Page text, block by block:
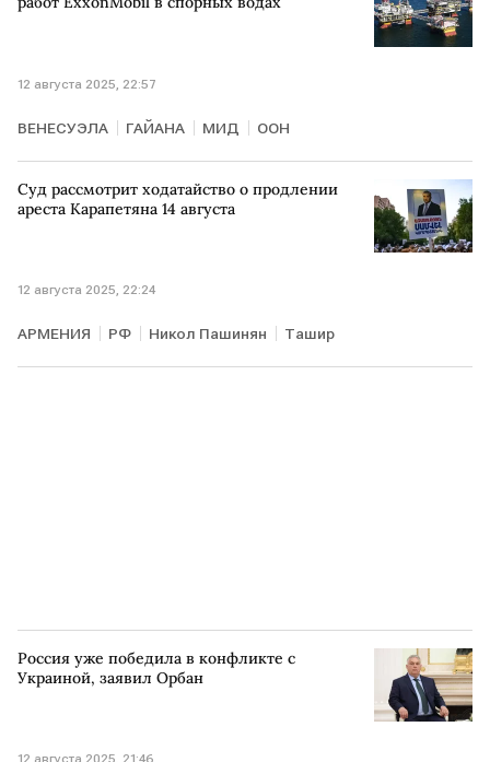
12 августа 2025, 22:57
ВЕНЕСУЭЛА ГАЙАНА МИД ООН
Суд рассмотрит ходатайство о продлении
ареста Карапетяна 14 августа
12 августа 2025, 22:24
АРМЕНИЯ РФ Никол Пашинян Ташир
Россия уже победила в конфликте с
Украиной, заявил Орбан
12 августа 2025, 21:46